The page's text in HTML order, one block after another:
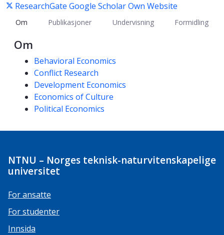
ResearchGateGoogle ScholarOwn Website
Om Publikasjoner Undervisning Formidling
Om
Kompetanseord
Behavioral Economics
Conflict Research
Development Economics
Economics of Culture
Political Economics
NTNU – Norges teknisk-naturvitenskapelige
universitet
For ansatte
For studenter
Innsida